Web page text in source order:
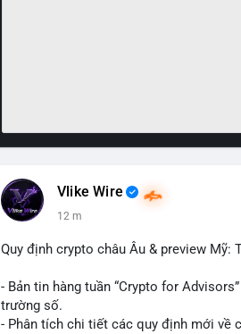
Vlike Wire
12 m
Quy định crypto châu Âu & preview Mỹ:
- Bản tin hàng tuần “Crypto for
trường số.
- Phân tích chi tiết các quy định mới về